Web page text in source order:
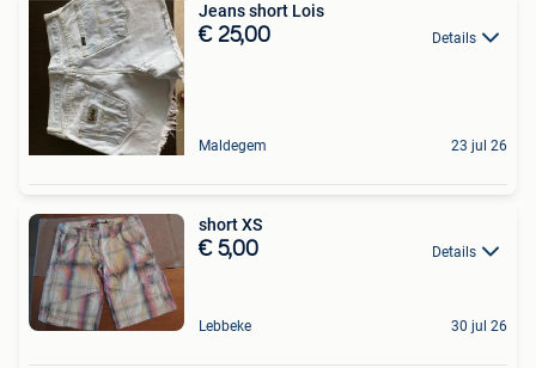
Jeans short Lois
€ 25,00 Details
Maldegem 23 jul 26
short XS
€ 5,00 Details
Lebbeke 30 jul 26